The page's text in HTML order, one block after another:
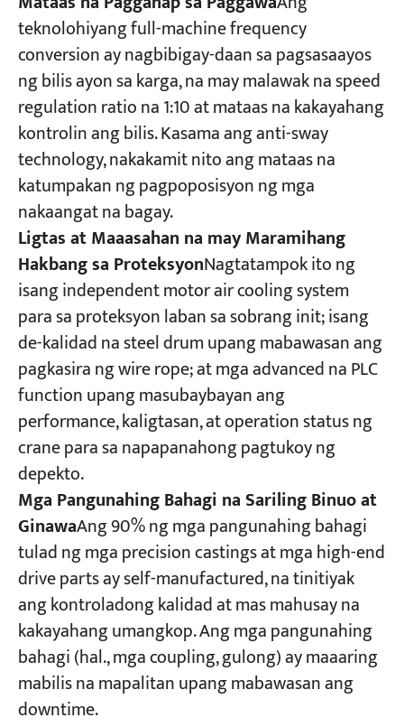
teknolohiyang full-machine frequency
conversion ay nagbibigay-daan sa pagsasaayos
ng bilis ayon sa karga, na may malawak na speed
regulation ratio na 1:10 at mataas na kakayahang
kontrolin ang bilis. Kasama ang anti-sway
technology, nakakamit nito ang mataas na
katumpakan ng pagpoposisyon ng mga
nakaangat na bagay.
Ligtas at Maaasahan na may Maramihang
Hakbang sa ProteksyonNagtatampok ito ng
isang independent motor air cooling system
para sa proteksyon laban sa sobrang init; isang
de-kalidad na steel drum upang mabawasan ang
pagkasira ng wire rope; at mga advanced na PLC
function upang masubaybayan ang
performance, kaligtasan, at operation status ng
crane para sa napapanahong pagtukoy ng
depekto.
Mga Pangunahing Bahagi na Sariling Binuo at
GinawaAng 90% ng mga pangunahing bahagi
tulad ng mga precision castings at mga high-end
drive parts ay self-manufactured, na tinitiyak
ang kontroladong kalidad at mas mahusay na
kakayahang umangkop. Ang mga pangunahing
bahagi (hal., mga coupling, gulong) ay maaaring
mabilis na mapalitan upang mabawasan ang
downtime.